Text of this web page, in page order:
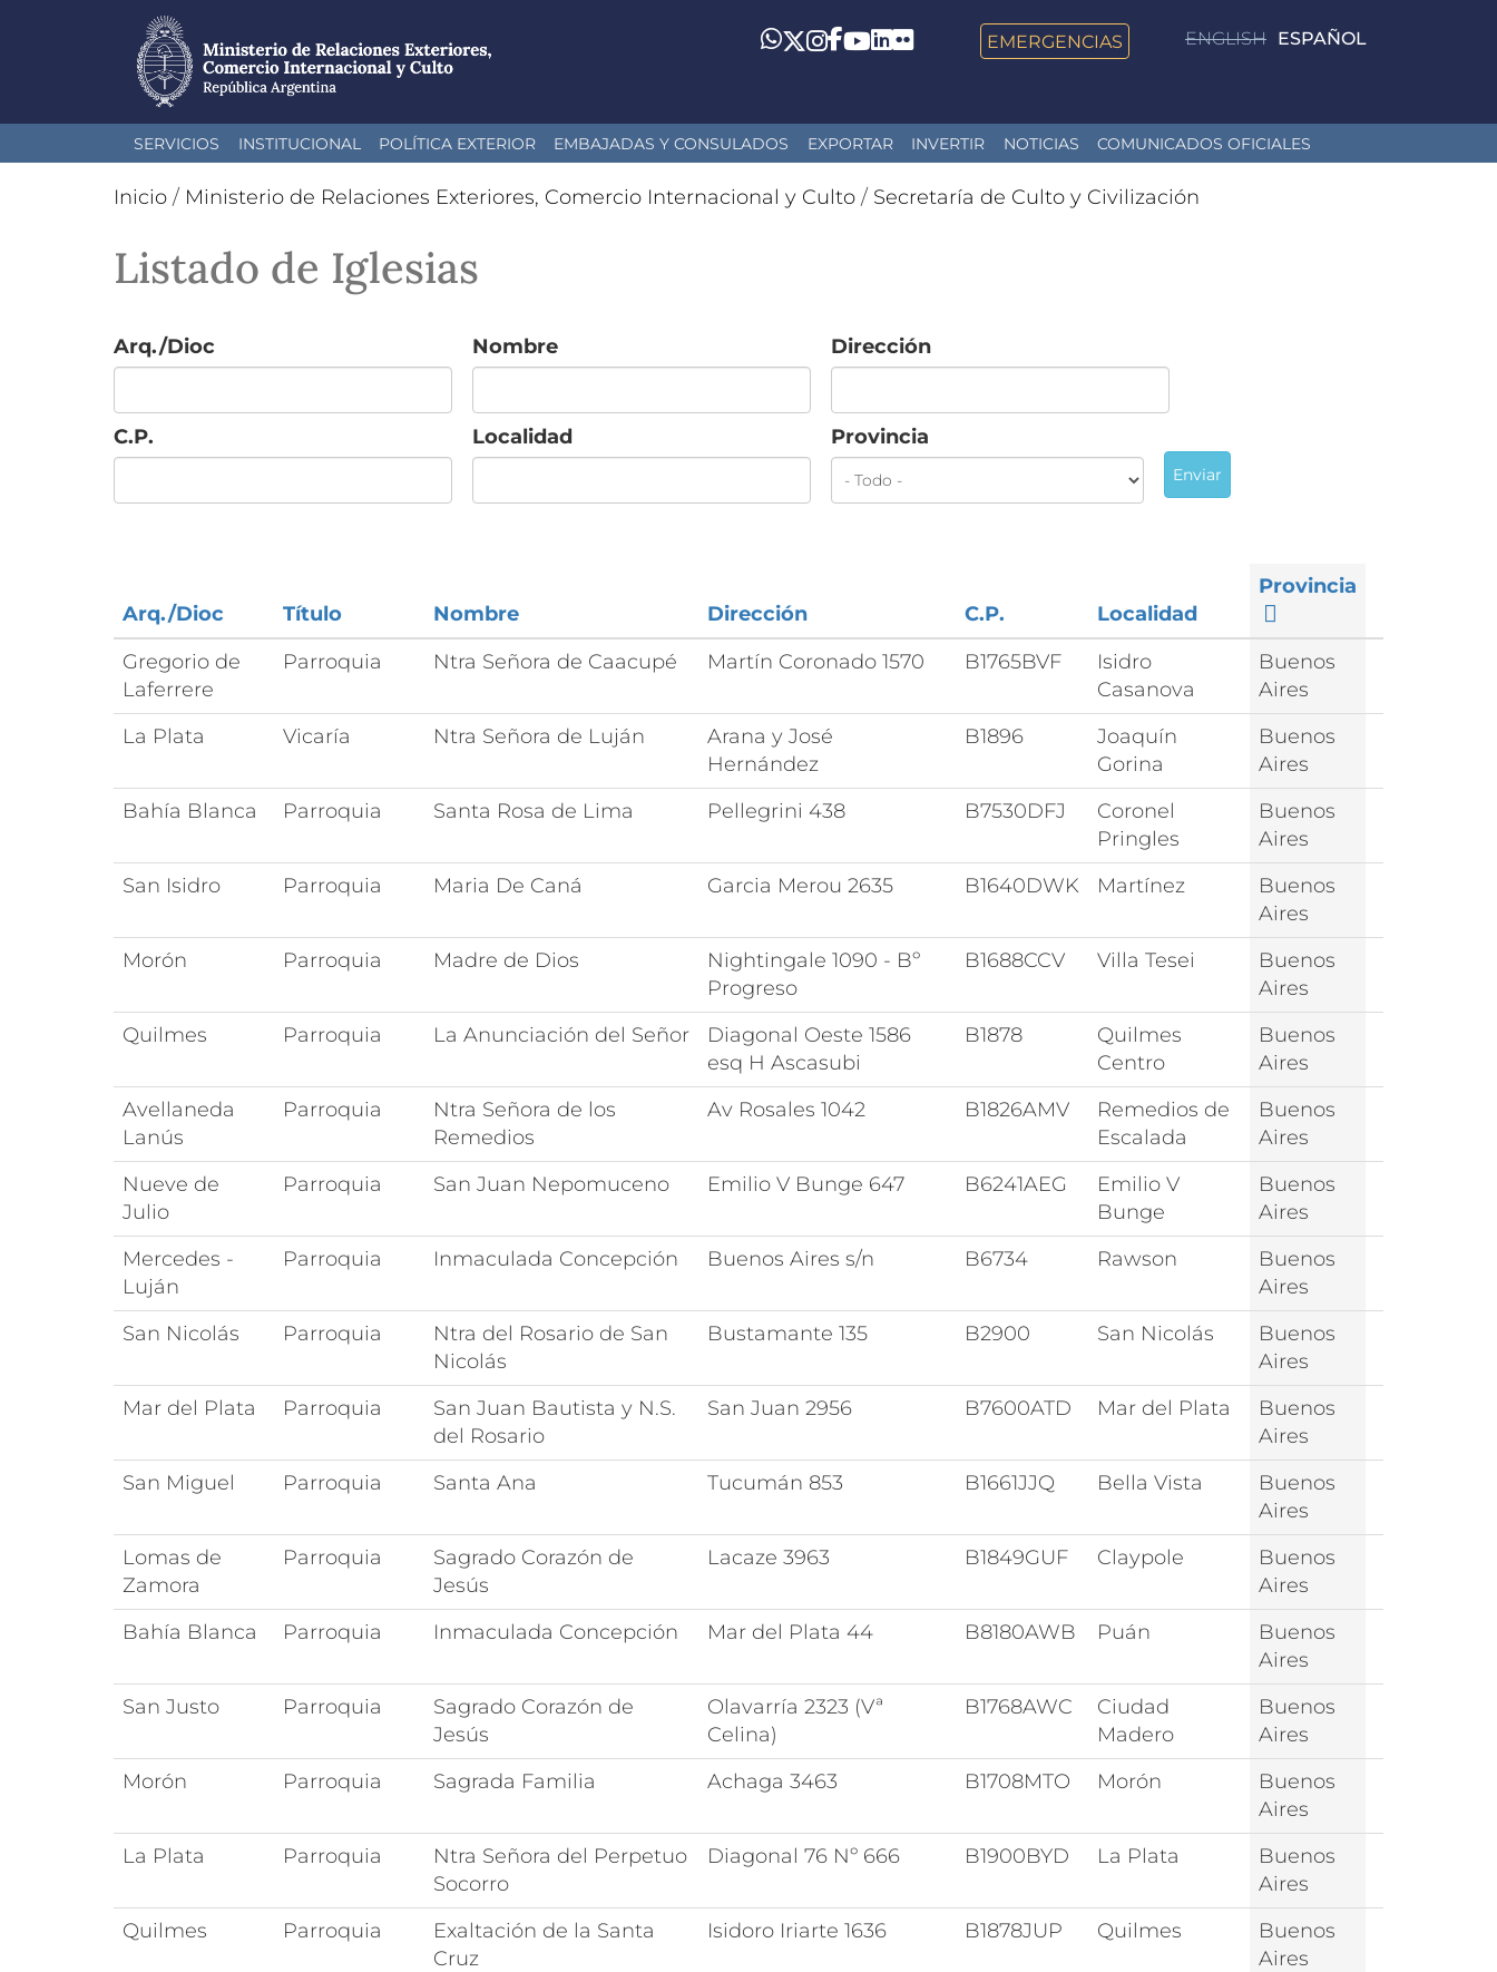
al
ENGLISH ESPAÑOL
Whatsapp
Twitter
Instagram
Facebook
YouTube
LinkedIn
Flickr EMERGENCIAS
SERVICIOS INSTITUCIONAL POLÍTICA EXTERIOR EMBAJADAS Y CONSULADOS EXPORTAR INVERTIR NOTICIAS COMUNICADOS OFICIALES
Inicio / Ministerio de Relaciones Exteriores, Comercio Internacional y Culto / Secretaría de Culto y Civilización
Listado de Iglesias
Arq./Dioc Nombre Dirección
C.P. Localidad Provincia
Enviar
Arq./Dioc Título Nombre Dirección C.P. Localidad
Provincia
Gregorio de
Laferrere
Parroquia Ntra Señora de Caacupé Martín Coronado 1570 B1765BVF
Isidro
Casanova
Buenos
Aires
La Plata
Vicaría Ntra Señora de Luján
Arana y José
Hernández
B1896
Joaquín
Gorina
Buenos
Aires
Bahía Blanca
Parroquia Santa Rosa de Lima Pellegrini 438 B7530DFJ
Coronel
Pringles
Buenos
Aires
San Isidro
Parroquia Maria De Caná Garcia Merou 2635 B1640DWK Martínez
Buenos
Aires
Morón
Parroquia Madre de Dios
Nightingale 1090 - Bº
Progreso
B1688CCV Villa Tesei
Buenos
Aires
Quilmes
Parroquia La Anunciación del Señor
Diagonal Oeste 1586
esq H Ascasubi
B1878
Quilmes
Centro
Buenos
Aires
Avellaneda
Lanús
Parroquia
Ntra Señora de los
Remedios
Av Rosales 1042 B1826AMV
Remedios de
Escalada
Buenos
Aires
Nueve de
Julio
Parroquia San Juan Nepomuceno Emilio V Bunge 647 B6241AEG
Emilio V
Bunge
Buenos
Aires
Mercedes -
Luján
Parroquia Inmaculada Concepción Buenos Aires s/n B6734 Rawson
Buenos
Aires
San Nicolás
Parroquia
Ntra del Rosario de San
Nicolás
Bustamante 135 B2900 San Nicolás
Buenos
Aires
Mar del Plata
Parroquia
San Juan Bautista y N.S.
del Rosario
San Juan 2956 B7600ATD Mar del Plata
Buenos
Aires
San Miguel
Parroquia Santa Ana Tucumán 853 B1661JJQ Bella Vista
Buenos
Aires
Lomas de
Zamora
Parroquia
Sagrado Corazón de
Jesús
Lacaze 3963 B1849GUF Claypole
Buenos
Aires
Bahía Blanca
Parroquia Inmaculada Concepción Mar del Plata 44 B8180AWB Puán
Buenos
Aires
San Justo
Parroquia
Sagrado Corazón de
Jesús
Olavarría 2323 (Vª
Celina)
B1768AWC
Ciudad
Madero
Buenos
Aires
Morón
Parroquia Sagrada Familia Achaga 3463 B1708MTO Morón
Buenos
Aires
La Plata
Parroquia
Ntra Señora del Perpetuo
Socorro
Diagonal 76 Nº 666 B1900BYD La Plata
Buenos
Aires
Quilmes
Parroquia
Exaltación de la Santa
Cruz
Isidoro Iriarte 1636 B1878JUP Quilmes
Buenos
Aires